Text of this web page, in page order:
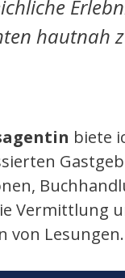
hautnah
biete
Vermittlung
von Lesungen.